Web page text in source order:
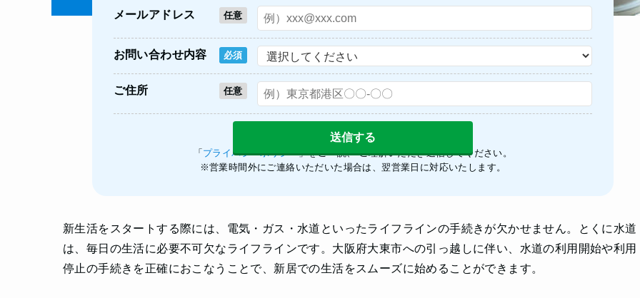
メールアドレス 任意
お問い合わせ内容 必須
ご住所 任意
「 プライバシーポリシー」をご一読、 ご理解いただき送信してください。
※営業時間外にご連絡いただいた場合は、翌営業日に対応いたします。
新生活をスタートする際には、電気・ガス・水道といったライフラインの手続きが欠かせません。とくに水道
は、毎日の生活に必要不可欠なライフラインです。大阪府大東市への引っ越しに伴い、水道の利用開始や利用
停止の手続きを正確におこなうことで、新居での生活をスムーズに始めることができます。